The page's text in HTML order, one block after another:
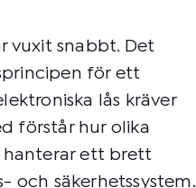
vuxit snabbt. Det
för ett
lås kräver
förstår hur olika
hanterar ett brett
och säkerhetssystem.